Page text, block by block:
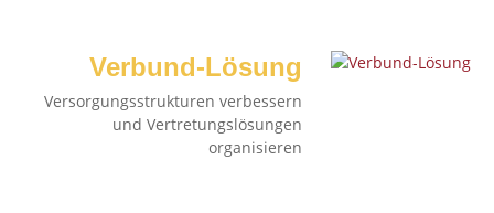
Verbund-Lösung
Versorgungsstrukturen verbessern
und Vertretungslösungen
organisieren